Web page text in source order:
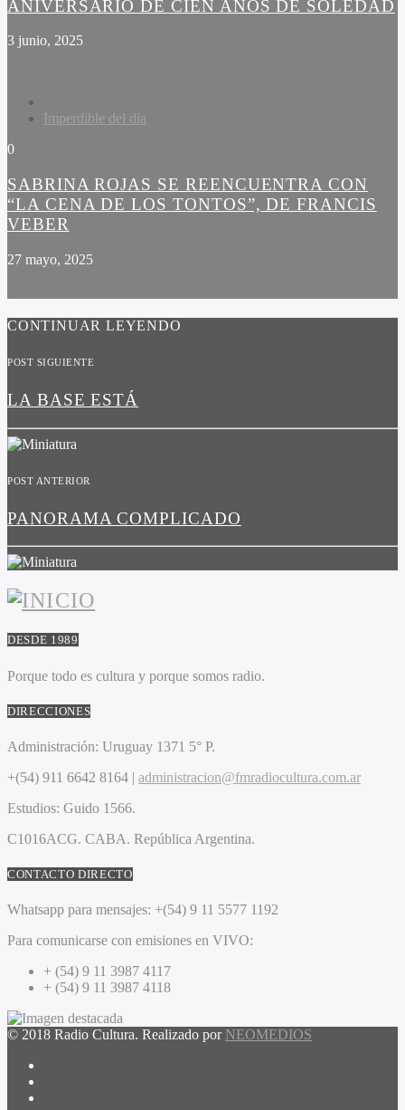
ANIVERSARIO DE CIEN AÑOS DE SOLEDAD
3 junio, 2025
Imperdible del dia
0
SABRINA ROJAS SE REENCUENTRA CON
“LA CENA DE LOS TONTOS”, DE FRANCIS
VEBER
27 mayo, 2025
CONTINUAR LEYENDO
POST SIGUIENTE
LA BASE ESTÁ
POST ANTERIOR
PANORAMA COMPLICADO
DESDE 1989
Porque todo es cultura y porque somos radio.
DIRECCIONES
Administración: Uruguay 1371 5° P.
+(54) 911 6642 8164 | administracion@fmradiocultura.com.ar
Estudios: Guido 1566.
C1016ACG. CABA. República Argentina.
CONTACTO DIRECTO
Whatsapp para mensajes: +(54) 9 11 5577 1192
Para comunicarse con emisiones en VIVO:
+ (54) 9 11 3987 4117
+ (54) 9 11 3987 4118
© 2018 Radio Cultura. Realizado por NEOMEDIOS